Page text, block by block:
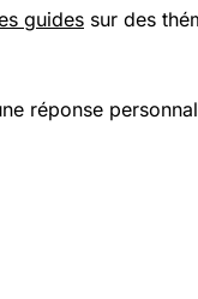
guides sur des
réponse